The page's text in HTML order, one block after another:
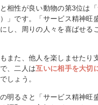
と相性が良い動物の第3位は
」です。「サービス精神旺
し、周りの人々を喜ばせる
もまた、他人を楽しませたり
、二人は互いに相手を大切
しょう。
の明るさと「サービス精神旺